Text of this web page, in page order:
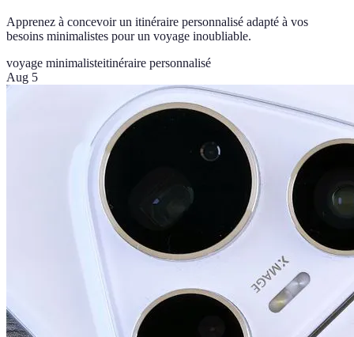
Apprenez à concevoir un itinéraire personnalisé adapté à vos
besoins minimalistes pour un voyage inoubliable.
voyage minimalisteitinéraire personnalisé
Aug 5